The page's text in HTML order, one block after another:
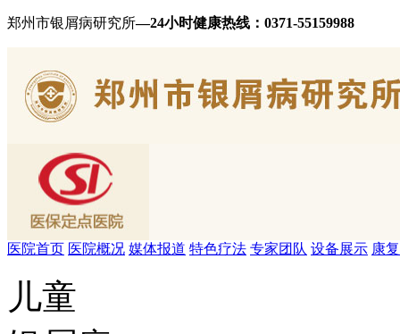
郑州市银屑病研究所—24小时健康热线： 0371-55159988
医院首页 医院概况 媒体报道 特色疗法 专家团队 设备展示 康
儿童